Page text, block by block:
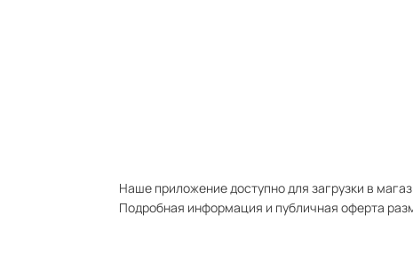
Наше приложение доступно для загрузки в
Подробная информация и публичная оферта